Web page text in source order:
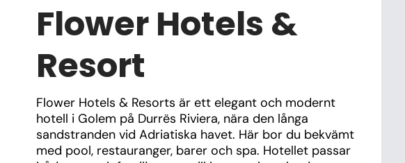
Flower Hotels &
Resort
Flower Hotels & Resorts är ett elegant och modernt
hotell i Golem på Durrës Riviera, nära den långa
sandstranden vid Adriatiska havet. Här bor du bekvämt
med pool, restauranger, barer och spa. Hotellet passar